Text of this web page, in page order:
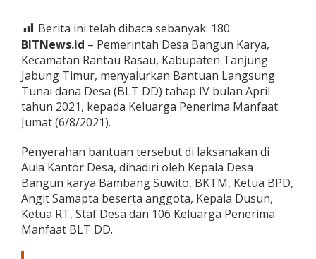
W
a
r
g
a
D
s
a
a
n
u
n
K
a
Berita ini telah dibaca sebanyak: 180
BITNews.id – Pemerintah Desa Bangun Karya,
Kecamatan Rantau Rasau, Kabupaten Tanjung
Jabung Timur, menyalurkan Bantuan Langsung
Tunai dana Desa (BLT DD) tahap IV bulan April
tahun 2021, kepada Keluarga Penerima Manfaat.
Jumat (6/8/2021).
Penyerahan bantuan tersebut di laksanakan di
Aula Kantor Desa, dihadiri oleh Kepala Desa
Bangun karya Bambang Suwito, BKTM, Ketua BPD,
Angit Samapta beserta anggota, Kepala Dusun,
Ketua RT, Staf Desa dan 106 Keluarga Penerima
Manfaat BLT DD.